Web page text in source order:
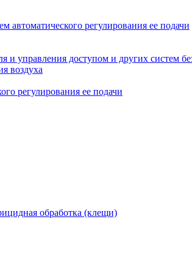
автоматического регулирования ее подачи
управления доступом и других систем
воздуха
регулирования ее подачи
обработка (клещи)